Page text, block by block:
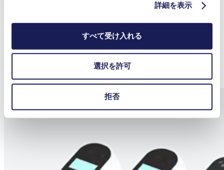
詳細を表示
すべて受け入れる
選択を許可
拒否
with manual speed control for adjusting the pump capacity to your
specific application. Suitable for a wide range of Laboratory
applications including extremely aggressive/corrosive gasses and
vapors.
FURTHER PRODUCT INFORMATION